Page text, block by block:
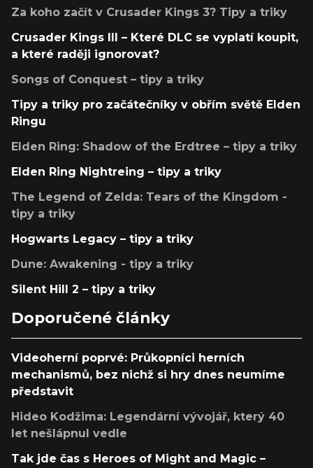
Za koho začít v Crusader Kings 3? Tipy a triky
Crusader Kings III – Které DLC se vyplatí koupit,
a které raději ignorovat?
Songs of Conquest – tipy a triky
Tipy a triky pro začátečníky v obřím světě Elden
Ringu
Elden Ring: Shadow of the Erdtree – tipy a triky
Elden Ring Nightreing – tipy a triky
The Legend of Zelda: Tears of the Kingdom -
tipy a triky
Hogwarts Legacy – tipy a triky
Dune: Awakening - tipy a triky
Silent Hill 2 – tipy a triky
Doporučené články
Videoherní poprvé: Průkopníci herních
mechanismů, bez nichž si hry dnes neumíme
představit
Hideo Kodžima: Legendární vývojář, který 40
let nešlápnul vedle
Tak jde čas s Heroes of Might and Magic –